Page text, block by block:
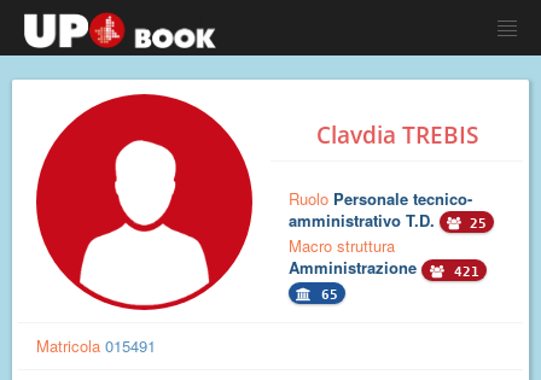
Clavdia TREBIS
Ruolo Personale tecnico-
amministrativo T.D.
25
Macro struttura
Amministrazione
421
65
Matricola 015491